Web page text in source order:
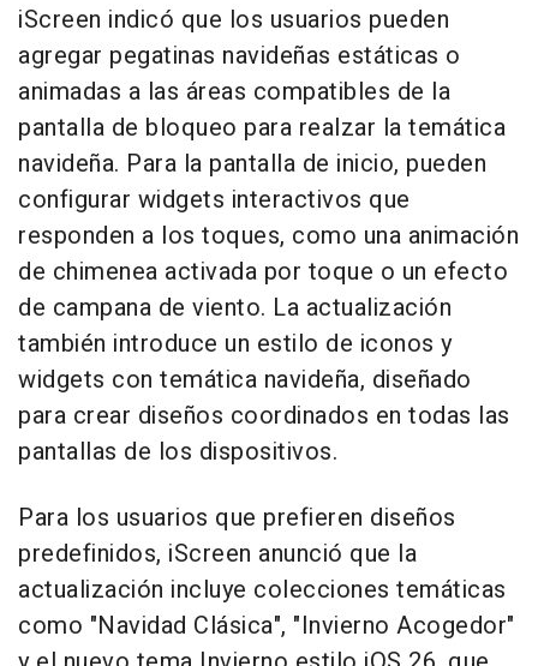
iScreen indicó que los usuarios pueden
agregar pegatinas navideñas estáticas o
animadas a las áreas compatibles de la
pantalla de bloqueo para realzar la temática
navideña. Para la pantalla de inicio, pueden
configurar widgets interactivos que
responden a los toques, como una animación
de chimenea activada por toque o un efecto
de campana de viento. La actualización
también introduce un estilo de iconos y
widgets con temática navideña, diseñado
para crear diseños coordinados en todas las
pantallas de los dispositivos.
Para los usuarios que prefieren diseños
predefinidos, iScreen anunció que la
actualización incluye colecciones temáticas
como "Navidad Clásica", "Invierno Acogedor"